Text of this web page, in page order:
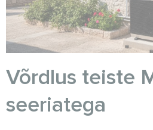
Võrdlus teiste
seeriatega